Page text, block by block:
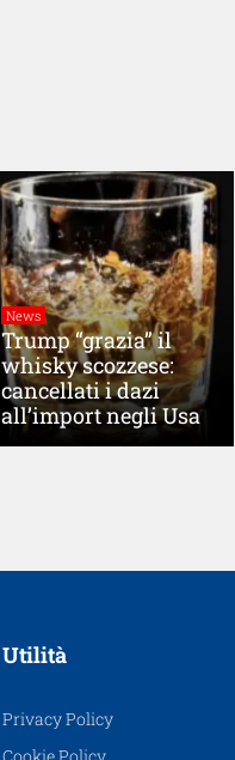
News
Trump “grazia” il
whisky scozzese:
cancellati i dazi
all’import negli Usa
Utilità
Privacy Policy